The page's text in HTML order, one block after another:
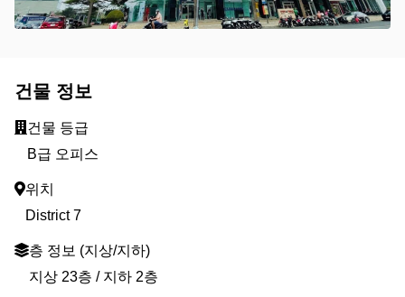
건물 정보
건물 등급
B급 오피스
위치
District 7
층 정보 (지상/지하)
지상 23층 / 지하 2층